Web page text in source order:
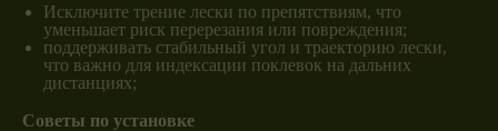
Исключите трение лески по препятствиям, что
уменьшает риск перерезания или повреждения;
поддерживать стабильный угол и траекторию лески,
что важно для индексации поклевок на дальних
дистанциях;
Советы по установке